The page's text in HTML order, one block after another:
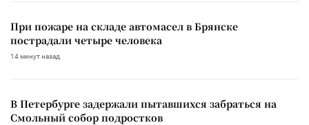
При пожаре на складе автомасел в Брянске
пострадали четыре человека
14 минут назад
В Петербурге задержали пытавшихся забраться на
Смольный собор подростков